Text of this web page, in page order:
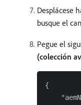
Desplácese
busque el
Pegue el
(colección
{